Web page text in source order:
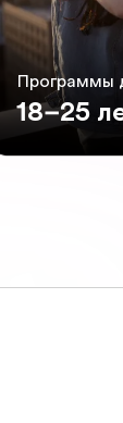
Программы
18–25